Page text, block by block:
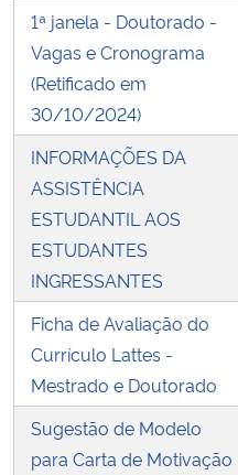
1ª janela - Doutorado -
Vagas e Cronograma
(Retificado em
30/10/2024)
INFORMAÇÕES DA
ASSISTÊNCIA
ESTUDANTIL AOS
ESTUDANTES
INGRESSANTES
Ficha de Avaliação do
Currículo Lattes -
Mestrado e Doutorado
Sugestão de Modelo
para Carta de Motivação